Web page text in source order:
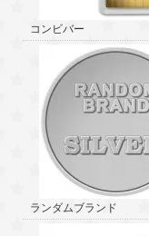
コンビバー
ランダムブランド